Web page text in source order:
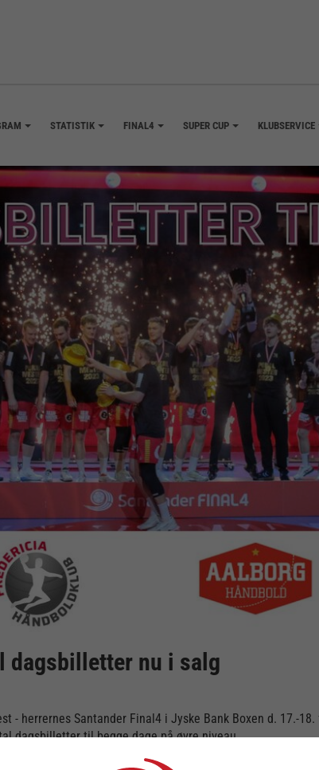
STATISTIK FINAL4 SUPER CUP KLUBSERVICE
dagsbilletter nu i salg
herrernes Santander Final4 i Jyske Bank Boxen d. 17.-
dagsbilletter til begge dage på øvre niveau.
søndag er finaledag) vil oplevelsen i Boxen byde på